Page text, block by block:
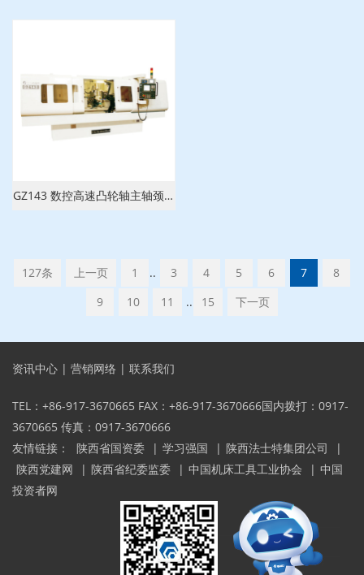
GZ143 数控高速凸轮轴主轴颈磨床
127条 上一页 1 .. 3 4 5 6 7
8
9
10 11 .. 15 下一页
资讯中心 | 营销网络 | 联系我们
TEL：+86-917-3670665 FAX：+86-917-3670666国内拨打：0917-
3670665 传真：0917-3670666
友情链接：
陕西省国资委 | 学习强国 | 陕西法士特集团公司
|
陕西党建网
| 陕西省纪委监委 | 中国机床工具工业协会 | 中国
投资者网